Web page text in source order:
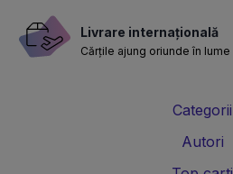
Livrare internațională
Cărțile ajung oriunde în lume
Categorii
Autori